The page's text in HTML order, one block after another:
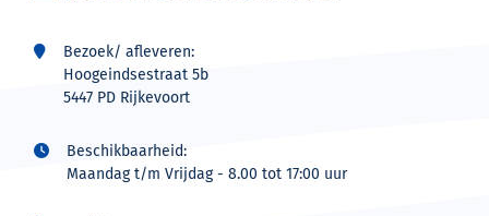
Bezoek/ afleveren:
Hoogeindsestraat 5b
5447 PD Rijkevoort
Beschikbaarheid:
Maandag t/m Vrijdag - 8.00 tot 17:00 uur